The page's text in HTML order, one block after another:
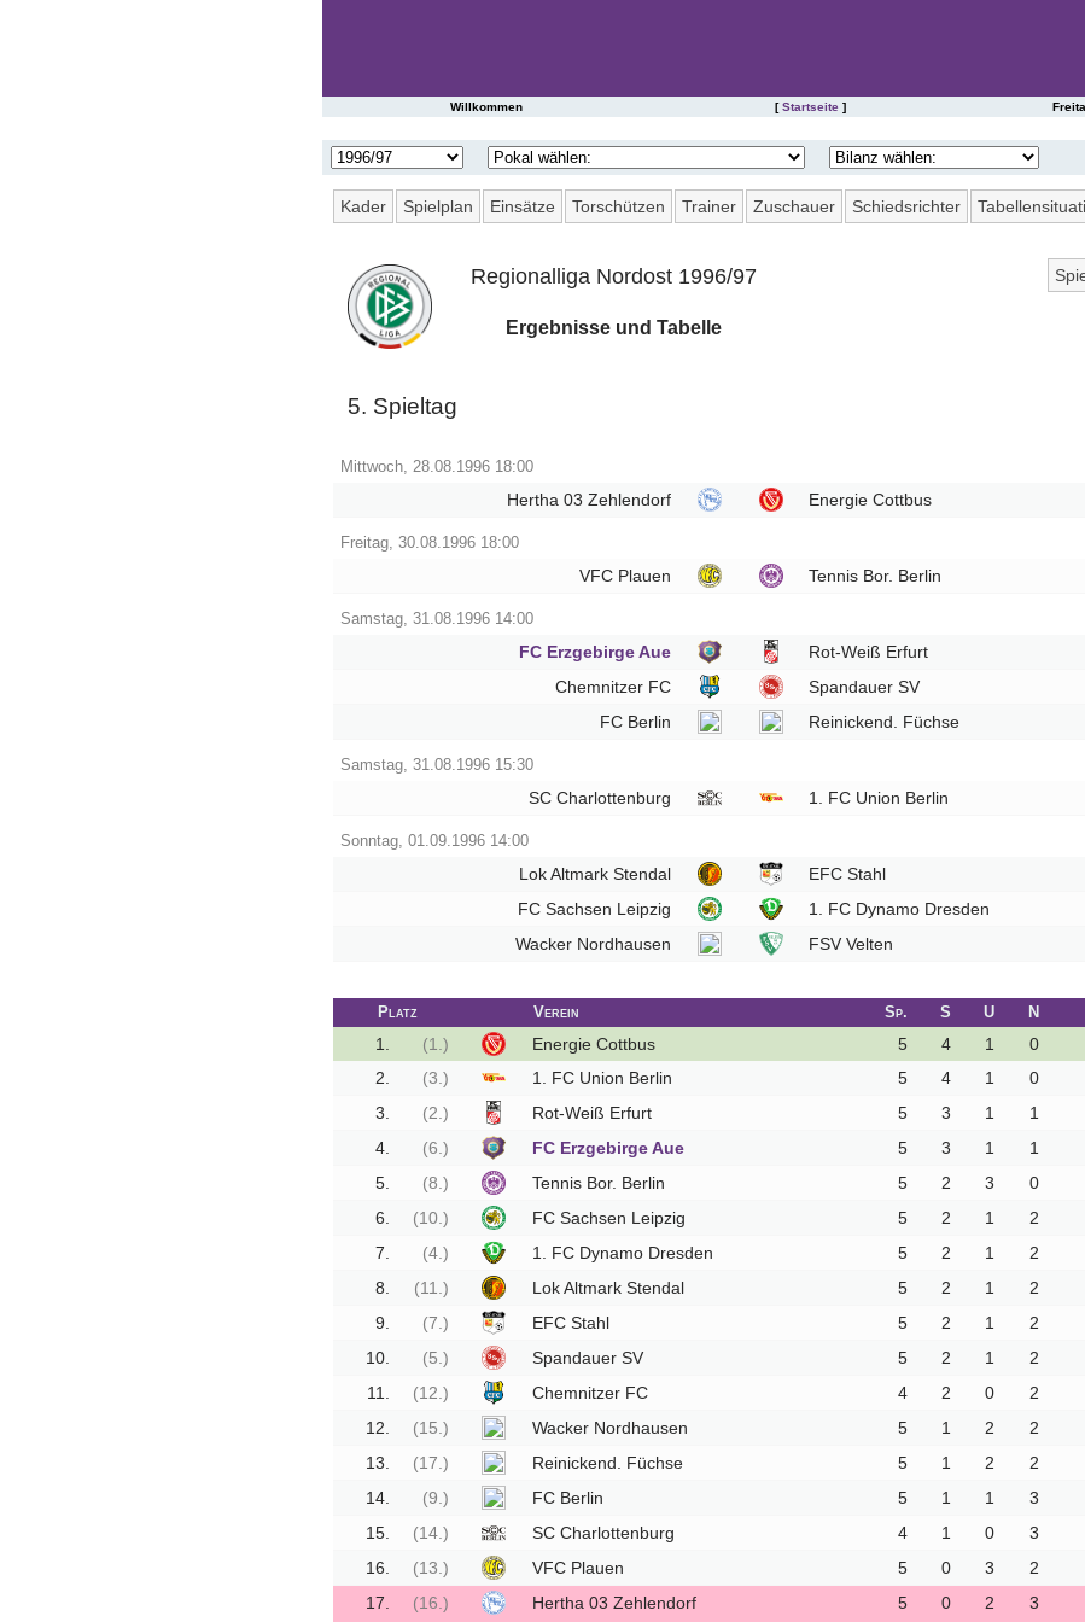
Willkommen [Startseite ]
Kader Spielplan Einsätze Torschützen Trainer Zuschauer Schiedsrichter
Regionalliga Nordost 1996/97
Ergebnisse und Tabelle
5. Spieltag
Mittwoch, 28.08.1996 18:00
Hertha 03 Zehlendorf Energie Cottbus
Freitag, 30.08.1996 18:00
VFC Plauen Tennis Bor. Berlin
Samstag, 31.08.1996 14:00
FC Erzgebirge Aue Rot-Weiß Erfurt
Chemnitzer FC
Spandauer SV
FC Berlin
Reinickend. Füchse
Samstag, 31.08.1996 15:30
SC Charlottenburg 1. FC Union Berlin
Sonntag, 01.09.1996 14:00
Lok Altmark Stendal EFC Stahl
FC Sachsen Leipzig
1. FC Dynamo Dresden
Wacker Nordhausen
FSV Velten
Platz Verein Sp. S U N
1. (1.) Energie Cottbus 5 4 1 0
2.
(3.) 1. FC Union Berlin 5 4 1 0
3.
(2.) Rot-Weiß Erfurt 5 3 1 1
4.
(6.) FC Erzgebirge Aue 5 3 1 1
5.
(8.) Tennis Bor. Berlin 5 2 3 0
6.
(10.) FC Sachsen Leipzig 5 2 1 2
7.
(4.) 1. FC Dynamo Dresden 5 2 1 2
8.
(11.) Lok Altmark Stendal 5 2 1 2
9.
(7.) EFC Stahl 5 2 1 2
10.
(5.) Spandauer SV 5 2 1 2
11.
(12.) Chemnitzer FC 4 2 0 2
12.
(15.) Wacker Nordhausen 5 1 2 2
13.
(17.) Reinickend. Füchse 5 1 2 2
14.
(9.) FC Berlin 5 1 1 3
15.
(14.) SC Charlottenburg 4 1 0 3
16.
(13.) VFC Plauen 5 0 3 2
17.
(16.) Hertha 03 Zehlendorf 5 0 2 3